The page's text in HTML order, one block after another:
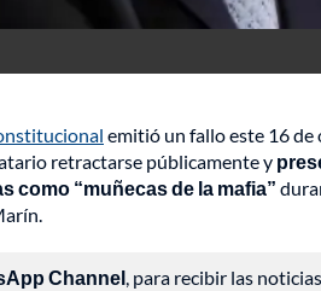
emitió un fallo este 16 de
retractarse públicamente y
como “muñecas de la mafia”
Channel, para recibir las